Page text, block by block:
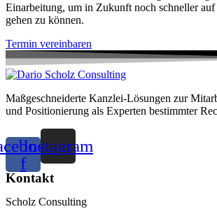
Einarbeitung, um in Zukunft noch schneller auf
gehen zu können.
Termin vereinbaren
Maßgeschneiderte Kanzlei-Lösungen zur
und Positionierung als Experten bestimmter
f
Instagram
Kontakt
Scholz Consulting